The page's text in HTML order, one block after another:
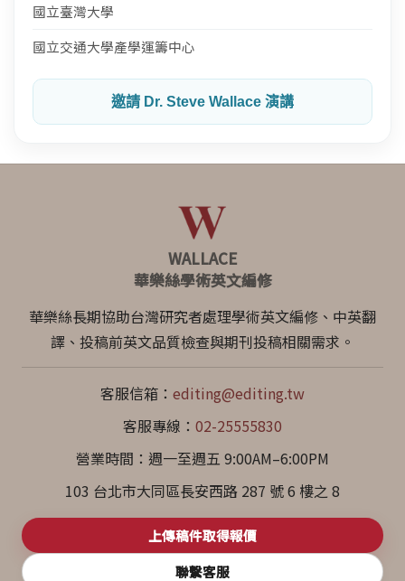
國立臺灣大學
國立交通大學產學運籌中心
邀請 Dr. Steve Wallace 演講
WALLACE
華樂絲學術英文編修
華樂絲長期協助台灣研究者處理學術英文編修、中英翻
譯、投稿前英文品質檢查與期刊投稿相關需求。
客服信箱： editing@editing.tw
客服專線： 02-25555830
營業時間：週一至週五 9:00AM–6:00PM
103 台北市大同區長安西路 287 號 6 樓之 8
上傳稿件取得報價
聯繫客服